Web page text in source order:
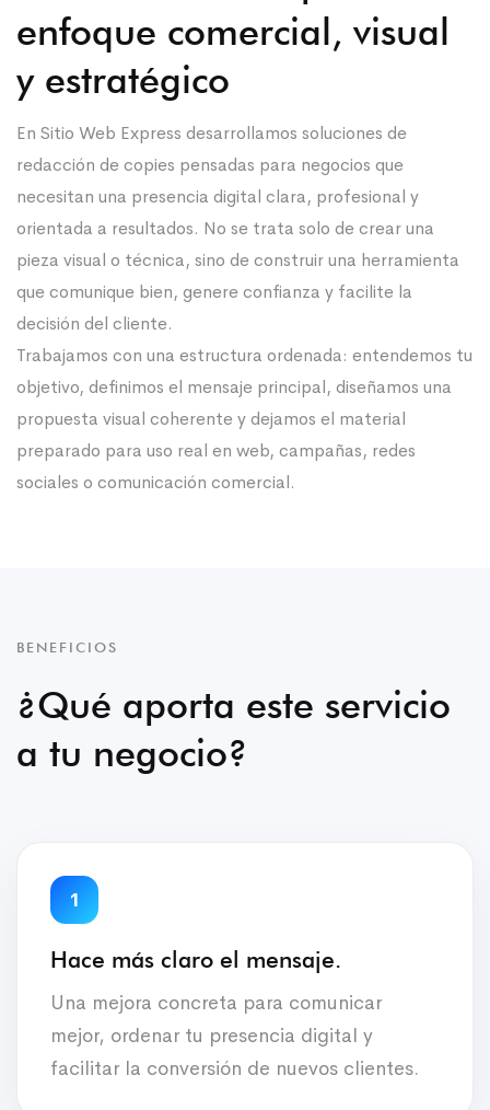
enfoque comercial, visual
y estratégico
En Sitio Web Express desarrollamos soluciones de
redacción de copies pensadas para negocios que
necesitan una presencia digital clara, profesional y
orientada a resultados. No se trata solo de crear una
pieza visual o técnica, sino de construir una herramienta
que comunique bien, genere confianza y facilite la
decisión del cliente.
Trabajamos con una estructura ordenada: entendemos tu
objetivo, definimos el mensaje principal, diseñamos una
propuesta visual coherente y dejamos el material
preparado para uso real en web, campañas, redes
sociales o comunicación comercial.
BENEFICIOS
¿Qué aporta este servicio
a tu negocio?
1
Hace más claro el mensaje.
Una mejora concreta para comunicar
mejor, ordenar tu presencia digital y
facilitar la conversión de nuevos clientes.